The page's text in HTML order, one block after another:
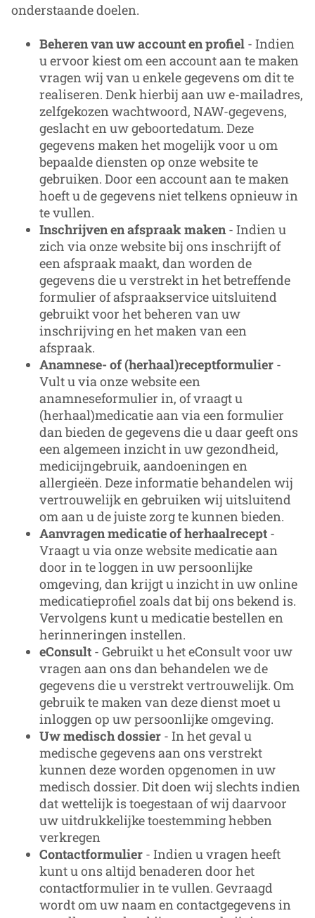
onderstaande doelen.
Beheren van uw account en profiel - Indien
u ervoor kiest om een account aan te maken
vragen wij van u enkele gegevens om dit te
realiseren. Denk hierbij aan uw e-mailadres,
zelfgekozen wachtwoord, NAW-gegevens,
geslacht en uw geboortedatum. Deze
gegevens maken het mogelijk voor u om
bepaalde diensten op onze website te
gebruiken. Door een account aan te maken
hoeft u de gegevens niet telkens opnieuw in
te vullen.
Inschrijven en afspraak maken - Indien u
zich via onze website bij ons inschrijft of
een afspraak maakt, dan worden de
gegevens die u verstrekt in het betreffende
formulier of afspraakservice uitsluitend
gebruikt voor het beheren van uw
inschrijving en het maken van een
afspraak.
Anamnese- of (herhaal)receptformulier -
Vult u via onze website een
anamneseformulier in, of vraagt u
(herhaal)medicatie aan via een formulier
dan bieden de gegevens die u daar geeft ons
een algemeen inzicht in uw gezondheid,
medicijngebruik, aandoeningen en
allergieën. Deze informatie behandelen wij
vertrouwelijk en gebruiken wij uitsluitend
om aan u de juiste zorg te kunnen bieden.
Aanvragen medicatie of herhaalrecept -
Vraagt u via onze website medicatie aan
door in te loggen in uw persoonlijke
omgeving, dan krijgt u inzicht in uw online
medicatieprofiel zoals dat bij ons bekend is.
Vervolgens kunt u medicatie bestellen en
herinneringen instellen.
eConsult - Gebruikt u het eConsult voor uw
vragen aan ons dan behandelen we de
gegevens die u verstrekt vertrouwelijk. Om
gebruik te maken van deze dienst moet u
inloggen op uw persoonlijke omgeving.
Uw medisch dossier - In het geval u
medische gegevens aan ons verstrekt
kunnen deze worden opgenomen in uw
medisch dossier. Dit doen wij slechts indien
dat wettelijk is toegestaan of wij daarvoor
uw uitdrukkelijke toestemming hebben
verkregen
Contactformulier - Indien u vragen heeft
kunt u ons altijd benaderen door het
contactformulier in te vullen. Gevraagd
wordt om uw naam en contactgegevens in